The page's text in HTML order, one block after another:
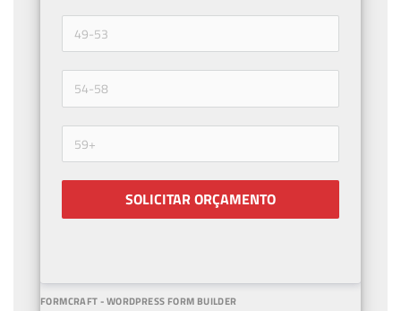
SOLICITAR ORÇAMENTO
FORMCRAFT - WORDPRESS FORM BUILDER